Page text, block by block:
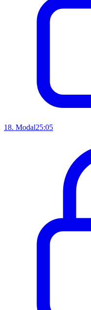
18. Modal25:05